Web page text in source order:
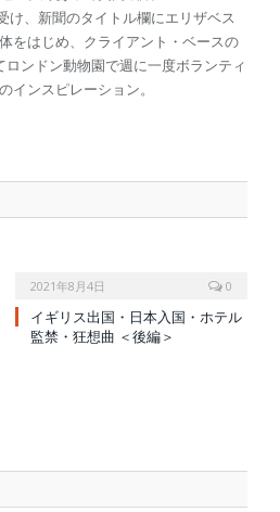
け、新聞のタイトル欄にエリザベス
をはじめ、クライアント・ベースの
ンドン動物園で週に一度ボランティ
ンスピレーション。
2021年8月4日 0
イギリス出国・日本入国・ホテル
監禁・狂想曲 ＜後編＞